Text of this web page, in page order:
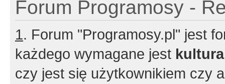
Forum Programosy -
1. Forum "Programosy.pl" jest
każdego wymagane jest
czy jest się użytkownikiem czy